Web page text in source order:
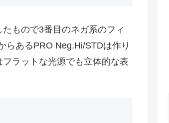
もので3番目のネガ系のフィ
らあるPRO Neg.Hi/STDは作り
ラットな光源でも立体的な表